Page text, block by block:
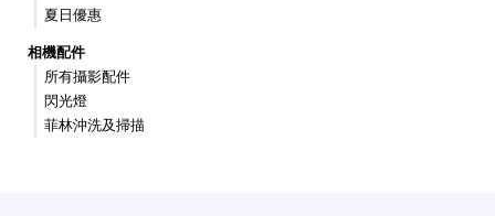
夏日優惠
相機配件
所有攝影配件
閃光燈
菲林沖洗及掃描